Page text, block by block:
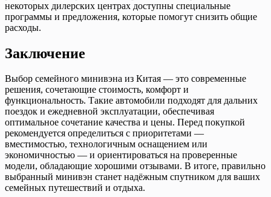
некоторых дилерских центрах доступны специальные
программы и предложения, которые помогут снизить общие
расходы.
Заключение
Выбор семейного минивэна из Китая — это современные
решения, сочетающие стоимость, комфорт и
функциональность. Такие автомобили подходят для дальних
поездок и ежедневной эксплуатации, обеспечивая
оптимальное сочетание качества и цены. Перед покупкой
рекомендуется определиться с приоритетами —
вместимостью, технологичным оснащением или
экономичностью — и ориентироваться на проверенные
модели, обладающие хорошими отзывами. В итоге, правильно
выбранный минивэн станет надёжным спутником для ваших
семейных путешествий и отдыха.